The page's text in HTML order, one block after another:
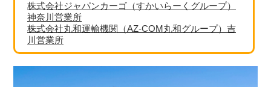
株式会社ジャパンカーゴ（すかいらーくグループ）
神奈川営業所
株式会社丸和運輸機関（AZ-COM丸和グループ）吉
川営業所